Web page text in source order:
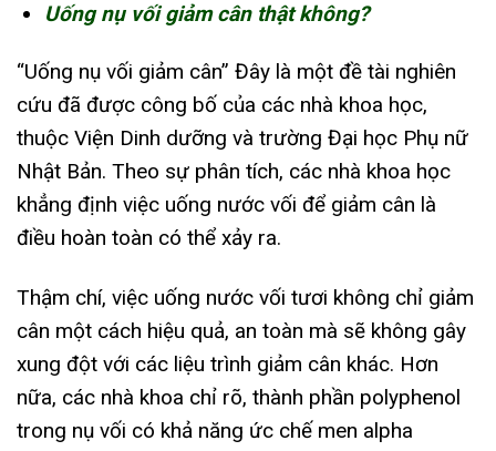
Uống nụ vối giảm cân thật không?
“Uống nụ vối giảm cân” Đây là một đề tài nghiên
cứu đã được công bố của các nhà khoa học,
thuộc Viện Dinh dưỡng và trường Đại học Phụ nữ
Nhật Bản. Theo sự phân tích, các nhà khoa học
khẳng định việc uống nước vối để giảm cân là
điều hoàn toàn có thể xảy ra.
Thậm chí, việc uống nước vối tươi không chỉ giảm
cân một cách hiệu quả, an toàn mà sẽ không gây
xung đột với các liệu trình giảm cân khác. Hơn
nữa, các nhà khoa chỉ rõ, thành phần polyphenol
trong nụ vối có khả năng ức chế men alpha